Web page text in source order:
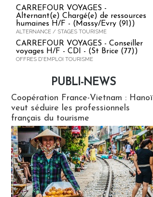
CARREFOUR VOYAGES -
Alternant(e) Chargé(e) de ressources
humaines H/F - (Massy/Evry (91))
ALTERNANCE / STAGES TOURISME
CARREFOUR VOYAGES - Conseiller
voyages H/F - CDI - (St Brice (77))
OFFRES D'EMPLOI TOURISME
PUBLI-NEWS
Coopération France-Vietnam : Hanoï
veut séduire les professionnels
français du tourisme